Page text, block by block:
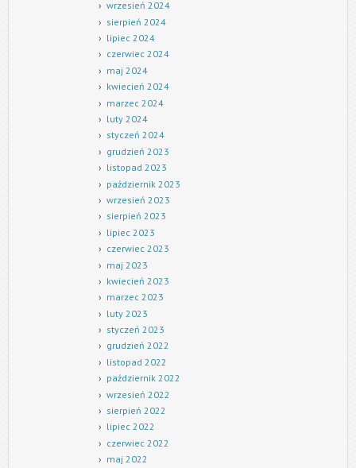
wrzesień 2024
sierpień 2024
lipiec 2024
czerwiec 2024
maj 2024
kwiecień 2024
marzec 2024
luty 2024
styczeń 2024
grudzień 2023
listopad 2023
październik 2023
wrzesień 2023
sierpień 2023
lipiec 2023
czerwiec 2023
maj 2023
kwiecień 2023
marzec 2023
luty 2023
styczeń 2023
grudzień 2022
listopad 2022
październik 2022
wrzesień 2022
sierpień 2022
lipiec 2022
czerwiec 2022
maj 2022